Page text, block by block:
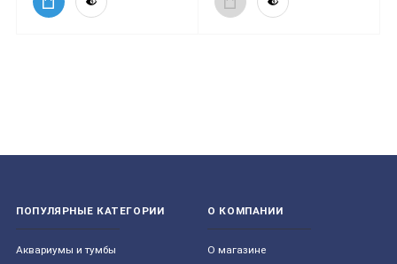
ПОПУЛЯРНЫЕ КАТЕГОРИИ
Aквариумы и тумбы
О КОМПАНИИ
О магазине